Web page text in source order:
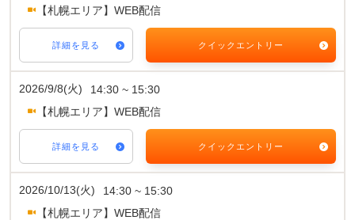
【札幌エリア】WEB配信
詳細を見る クイックエントリー
2026/9/8(火)
14:30 ~ 15:30
【札幌エリア】WEB配信
詳細を見る クイックエントリー
2026/10/13(火)
14:30 ~ 15:30
【札幌エリア】WEB配信